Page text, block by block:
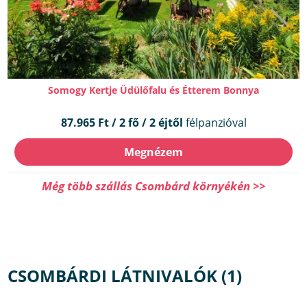
Somogy Kertje Üdülőfalu és Étterem Bonnya
87.965 Ft / 2 fő / 2 éjtől félpanzióval
Megnézem
Még több szállás Csombárd környékén >>
CSOMBÁRDI LÁTNIVALÓK (1)